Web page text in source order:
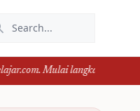
suksesmu hari ini! •